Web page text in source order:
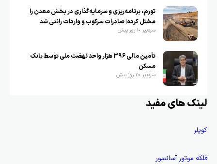
تورم، برنامه‌ریزی و سرمایه‌گذاری در بخش معدن را
مختل کرده| صادرات سرکوب و واردات رانتی شد
سردبیر 1 روز پیش
تأمین مالی ۳۹۶ هزار واحد نهضت ملی توسط بانک
مسکن
سردبیر 2 روز پیش
لینک های مفید
کوپلر
فلکه موتور آسانسور